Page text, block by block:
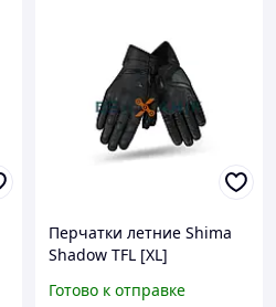
Перчатки летние Shima
Shadow TFL [XL]
Готово к отправке